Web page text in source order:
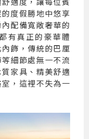
度假勝地中悠享
配備寬敞奢華的
有真正的豪華體
飾，傳統的巴厘
細節處無一不流
家具、精美舒適
，這裡不失為一